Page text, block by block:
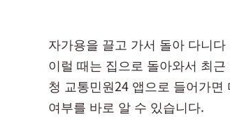
자가용을 끌고 가서 돌아 다니
이럴 때는 집으로 돌아와서 최
청 교통민원24 앱으로 들어가
여부를 바로 알 수 있습니다.